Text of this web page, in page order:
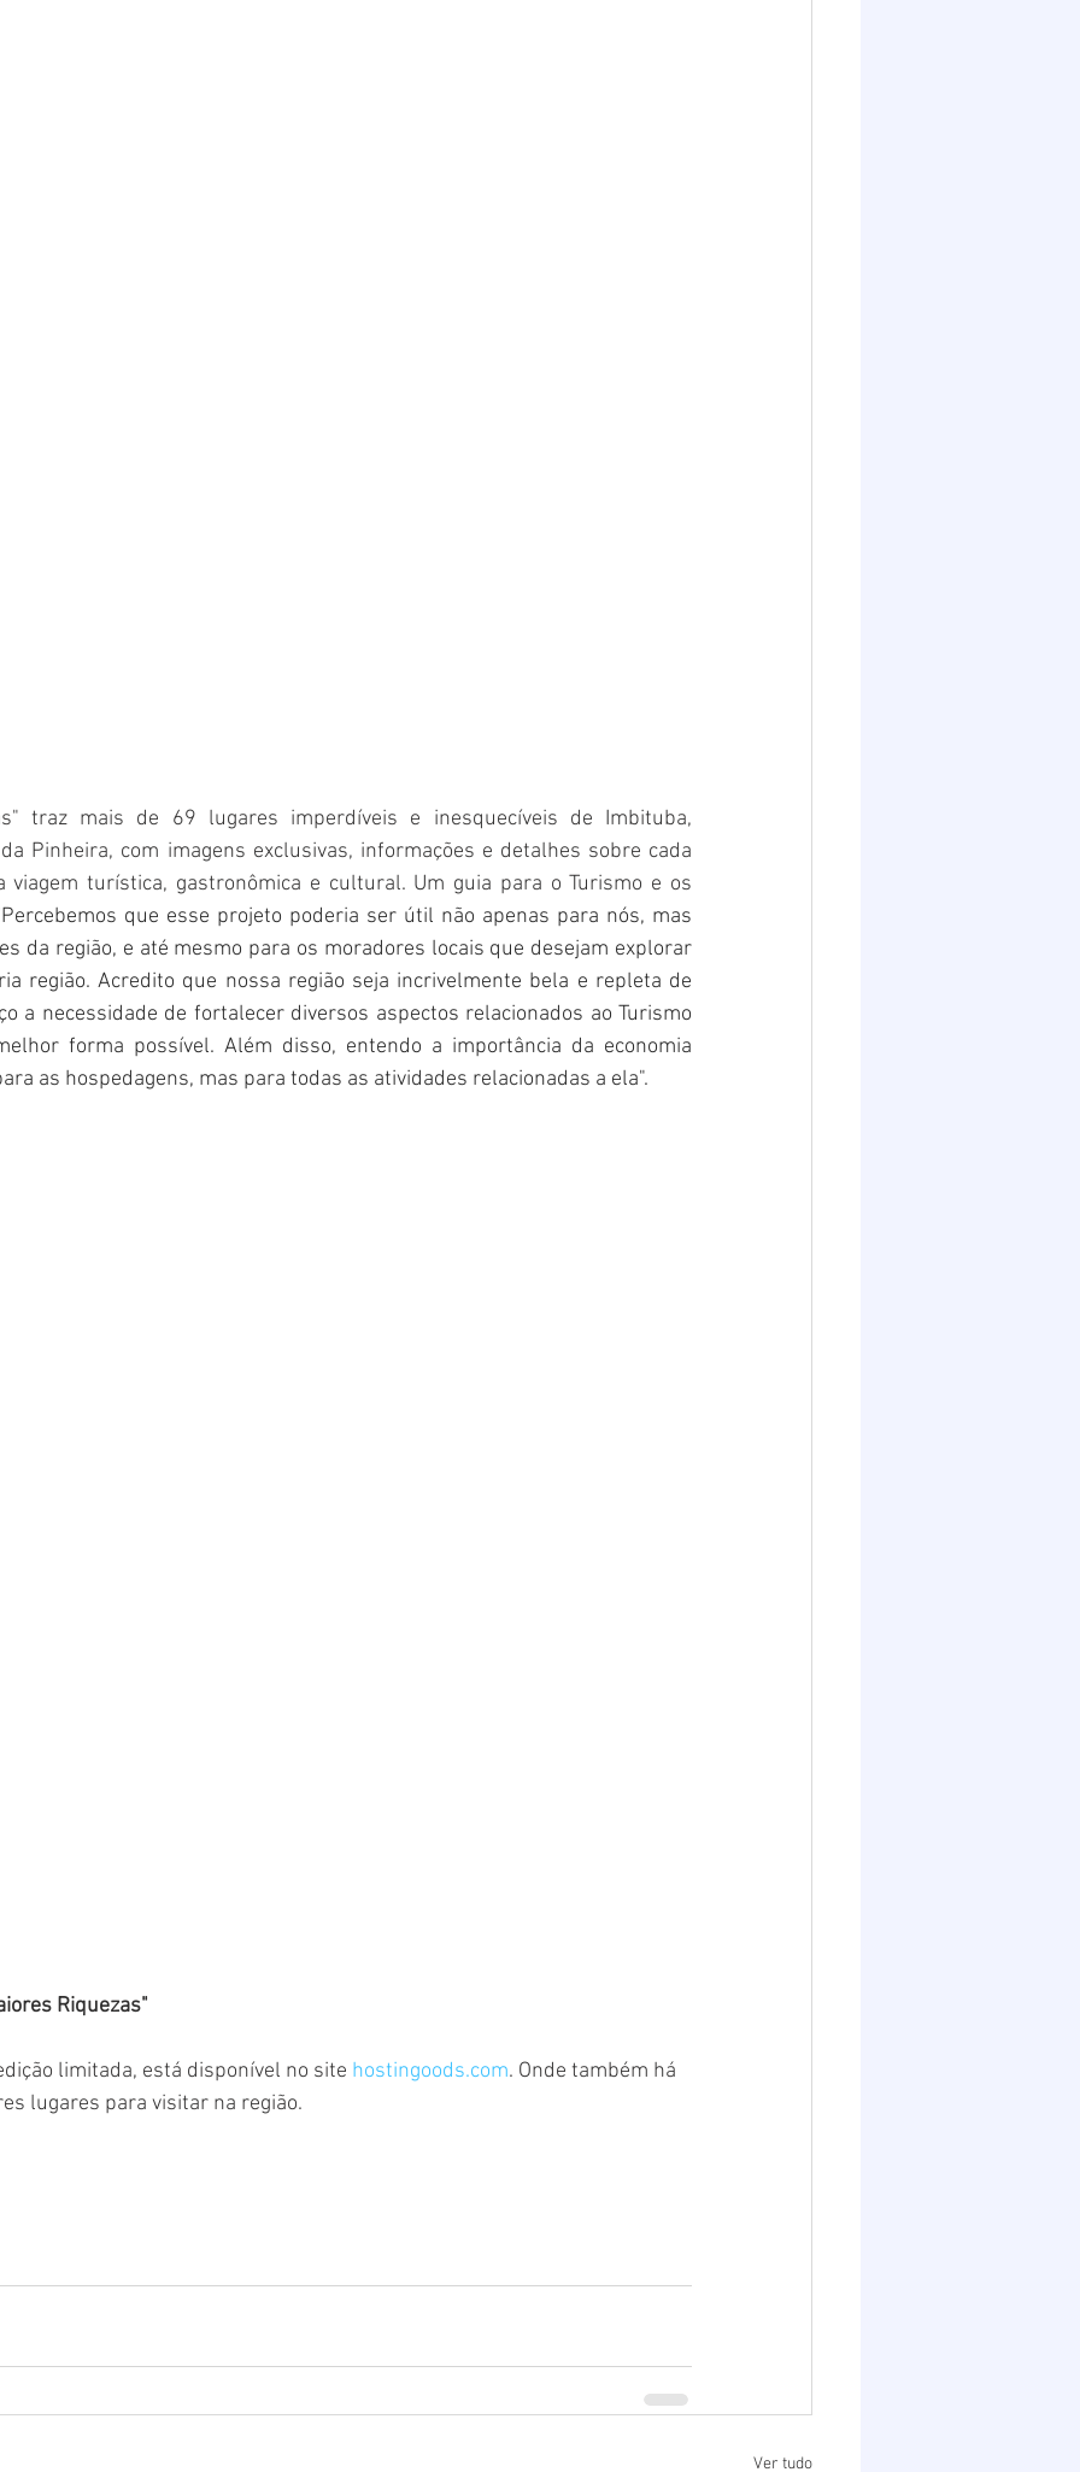
traz mais de 69 lugares imperdíveis e inesquecíveis de Imbituba,
Pinheira, com imagens exclusivas, informações e detalhes sobre cada
viagem turística, gastronômica e cultural. Um guia para o Turismo e os
que esse projeto poderia ser útil não apenas para nós, mas
da região, e até mesmo para os moradores locais que desejam explorar
região. Acredito que nossa região seja incrivelmente bela e repleta de
a necessidade de fortalecer diversos aspectos relacionados ao Turismo
forma possível. Além disso, entendo a importância da economia
as hospedagens, mas para todas as atividades relacionadas a ela".
Riquezas"
limitada, está disponível no site hostingoods.com. Onde também há
lugares para visitar na região.
Ver tudo